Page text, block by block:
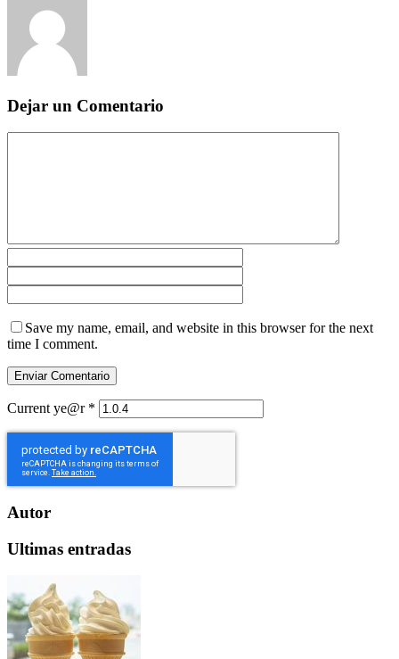
Dejar un Comentario
Save my name, email, and website in this browser for the next
time I comment.
Current ye@r *
Autor
Ultimas entradas